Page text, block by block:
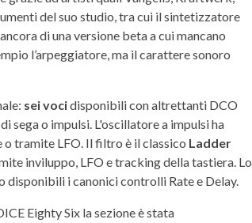
del suo studio, tra cui il sintetizzatore
di una versione beta a cui mancano
l’arpeggiatore, ma il carattere sonoro
sei vocidisponibili con altrettanti DCO
sega o impulsi. L'oscillatore a impulsi ha
tramite LFO. Il filtro è il classico Ladder
inviluppo, LFO e tracking della tastiera. Lo
disponibili i canonici controlli Rate e Delay.
Eighty Six la sezione è stata